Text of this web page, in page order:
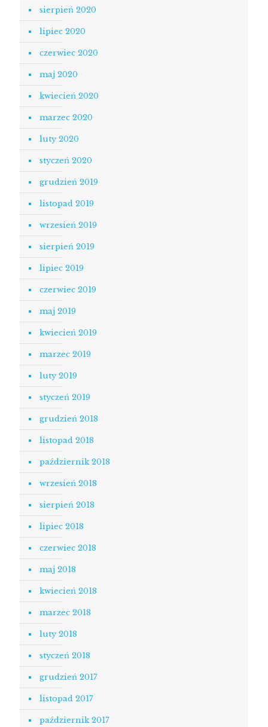
sierpień 2020
lipiec 2020
czerwiec 2020
maj 2020
kwiecień 2020
marzec 2020
luty 2020
styczeń 2020
grudzień 2019
listopad 2019
wrzesień 2019
sierpień 2019
lipiec 2019
czerwiec 2019
maj 2019
kwiecień 2019
marzec 2019
luty 2019
styczeń 2019
grudzień 2018
listopad 2018
październik 2018
wrzesień 2018
sierpień 2018
lipiec 2018
czerwiec 2018
maj 2018
kwiecień 2018
marzec 2018
luty 2018
styczeń 2018
grudzień 2017
listopad 2017
październik 2017